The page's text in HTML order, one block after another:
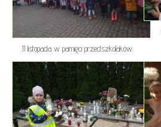
11 listopada w pamięci przedszkolaków..